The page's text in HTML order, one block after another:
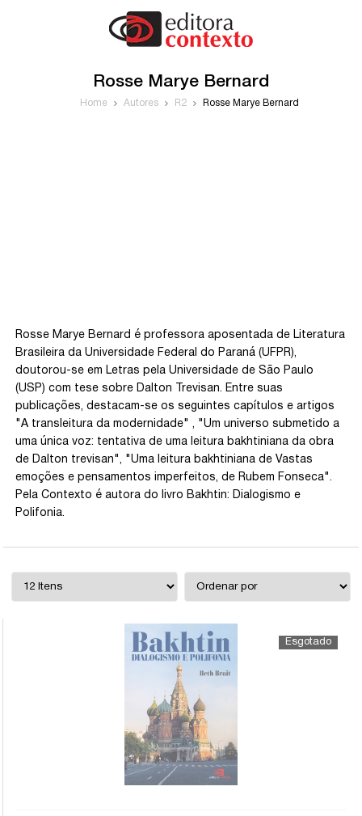
Rosse Marye Bernard
Home Autores R2 Rosse Marye Bernard
Rosse Marye Bernard é professora aposentada de Literatura
Brasileira da Universidade Federal do Paraná (UFPR),
doutorou-se em Letras pela Universidade de São Paulo
(USP) com tese sobre Dalton Trevisan. Entre suas
publicações, destacam-se os seguintes capítulos e artigos
"A transleitura da modernidade" , "Um universo submetido a
uma única voz: tentativa de uma leitura bakhtiniana da obra
de Dalton trevisan", "Uma leitura bakhtiniana de Vastas
emoções e pensamentos imperfeitos, de Rubem Fonseca".
Pela Contexto é autora do livro Bakhtin: Dialogismo e
Polifonia.